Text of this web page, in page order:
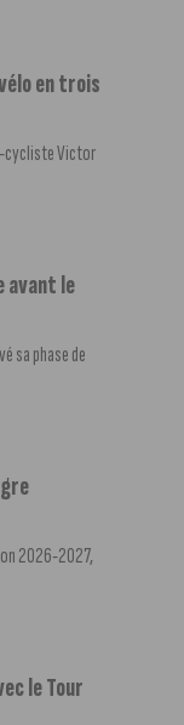
en trois
cycliste Victor
avant le
sa phase de
2026-2027,
le Tour